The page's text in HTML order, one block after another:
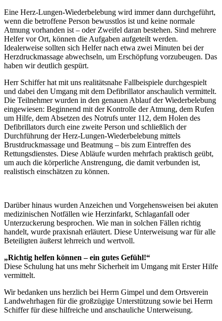
Eine Herz-Lungen-Wiederbelebung wird immer dann durchgeführt,
wenn die betroffene Person bewusstlos ist und keine normale
Atmung vorhanden ist – oder Zweifel daran bestehen. Sind mehrere
Helfer vor Ort, können die Aufgaben aufgeteilt werden.
Idealerweise sollten sich Helfer nach etwa zwei Minuten bei der
Herzdruckmassage abwechseln, um Erschöpfung vorzubeugen. Das
haben wir deutlich gespürt.
Herr Schiffer hat mit uns realitätsnahe Fallbeispiele durchgespielt
und dabei den Umgang mit dem Defibrillator anschaulich vermittelt.
Die Teilnehmer wurden in den genauen Ablauf der Wiederbelebung
eingewiesen: Beginnend mit der Kontrolle der Atmung, dem Rufen
um Hilfe, dem Absetzen des Notrufs unter 112, dem Holen des
Defibrillators durch eine zweite Person und schließlich der
Durchführung der Herz-Lungen-Wiederbelebung mittels
Brustdruckmassage und Beatmung – bis zum Eintreffen des
Rettungsdienstes. Diese Abläufe wurden mehrfach praktisch geübt,
um auch die körperliche Anstrengung, die damit verbunden ist,
realistisch einschätzen zu können.
Darüber hinaus wurden Anzeichen und Vorgehensweisen bei akuten
medizinischen Notfällen wie Herzinfarkt, Schlaganfall oder
Unterzuckerung besprochen. Wie man in solchen Fällen richtig
handelt, wurde praxisnah erläutert. Diese Unterweisung war für alle
Beteiligten äußerst lehrreich und wertvoll.
„Richtig helfen können – ein gutes Gefühl!“
Diese Schulung hat uns mehr Sicherheit im Umgang mit Erster Hilfe
vermittelt.
Wir bedanken uns herzlich bei Herrn Gimpel und dem Ortsverein
Landwehrhagen für die großzügige Unterstützung sowie bei Herrn
Schiffer für diese hilfreiche und anschauliche Unterweisung.